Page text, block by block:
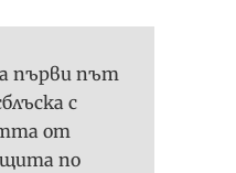
първи път
с
от
по